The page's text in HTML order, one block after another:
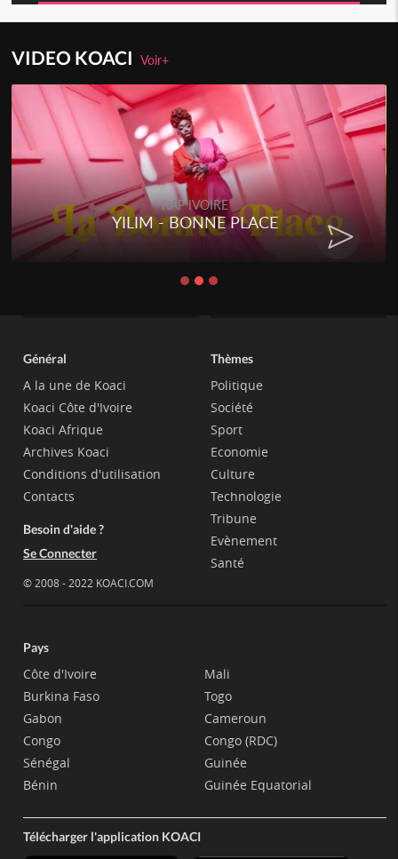
VIDEO KOACIVoir+
RAP IVOIRE
YILIM - BONNE PLACE
Général
A la une de Koaci
Koaci Côte d'Ivoire
Koaci Afrique
Archives Koaci
Conditions d'utilisation
Contacts
Besoin d'aide ?
Se Connecter
© 2008 - 2022 KOACI.COM
Thèmes
Politique
Société
Sport
Economie
Culture
Technologie
Tribune
Evènement
Santé
Pays
Côte d'Ivoire
Burkina Faso
Gabon
Congo
Sénégal
Bénin
Mali
Togo
Cameroun
Congo (RDC)
Guinée
Guinée Equatorial
Télécharger l'application KOACI